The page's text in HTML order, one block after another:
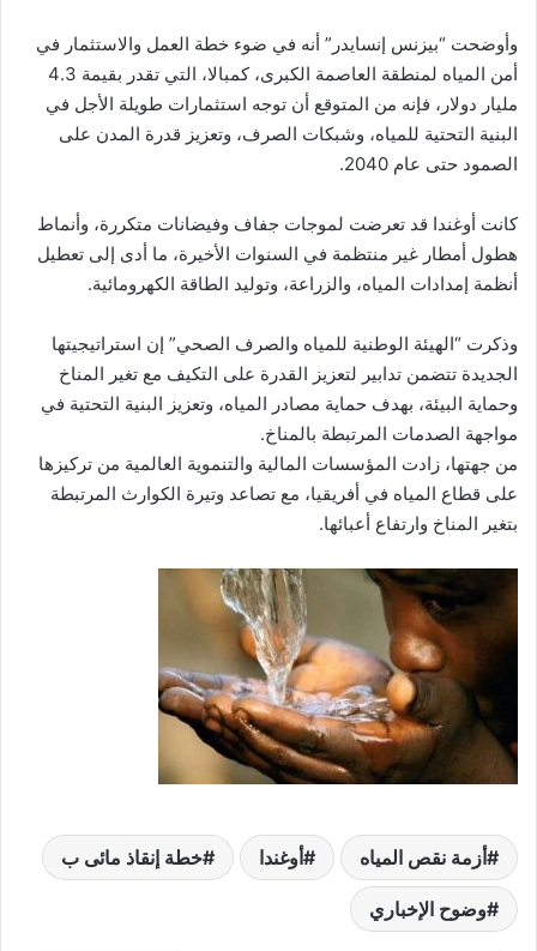
وأوضحت “بيزنس إنسايدر” أنه في ضوء خطة العمل والاستثمار في
أمن المياه لمنطقة العاصمة الكبرى، كمبالا، التي تقدر بقيمة 4.3
مليار دولار، فإنه من المتوقع أن توجه استثمارات طويلة الأجل في
البنية التحتية للمياه، وشبكات الصرف، وتعزيز قدرة المدن على
الصمود حتى عام 2040.
كانت أوغندا قد تعرضت لموجات جفاف وفيضانات متكررة، وأنماط
هطول أمطار غير منتظمة في السنوات الأخيرة، ما أدى إلى تعطيل
أنظمة إمدادات المياه، والزراعة، وتوليد الطاقة الكهرومائية.
وذكرت “الهيئة الوطنية للمياه والصرف الصحي” إن استراتيجيتها
الجديدة تتضمن تدابير لتعزيز القدرة على التكيف مع تغير المناخ
وحماية البيئة، بهدف حماية مصادر المياه، وتعزيز البنية التحتية في
مواجهة الصدمات المرتبطة بالمناخ.
من جهتها، زادت المؤسسات المالية والتنموية العالمية من تركيزها
على قطاع المياه في أفريقيا، مع تصاعد وتيرة الكوارث المرتبطة
بتغير المناخ وارتفاع أعبائها.
أزمة نقص المياه أوغندا خطة إنقاذ مائى ب
وضوح الإخباري